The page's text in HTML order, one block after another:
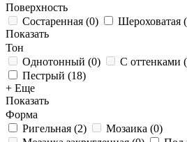
Поверхность
Состаренная (0) Шероховатая (
Показать
Тон
Однотонный (0) С оттенками (
Пестрый (18)
+ Еще
Показать
Форма
Ригельная (2) Мозаика (0)